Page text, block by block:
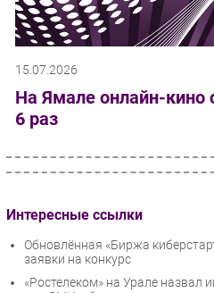
15.07.2026
На Ямале онлайн-кино
6 раз
Интересные ссылки
Обновлённая «Биржа
заявки на конкурс
«Ростелеком» на Урале назвал